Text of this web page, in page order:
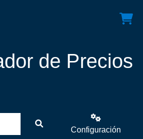
de Precios
Configuración